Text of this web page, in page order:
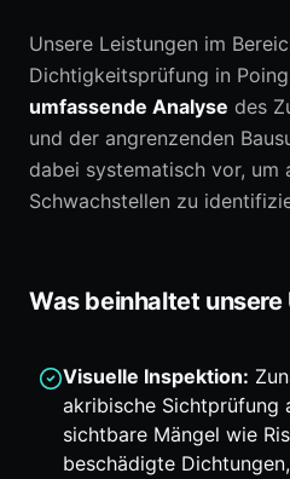
Unsere Leistungen im
Dichtigkeitsprüfung in
umfassende Analyse des
und der angrenzenden
dabei systematisch vor, um
Schwachstellen zu
Was beinhaltet
Visuelle Inspektion:
akribische Sichtprüfung
sichtbare Mängel wie
beschädigte